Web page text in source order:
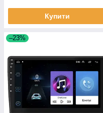
Купити
–23%